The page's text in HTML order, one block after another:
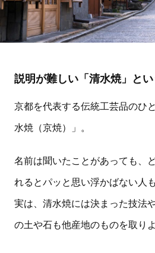
説明が難しい「清水焼」と
京都を代表する伝統工芸品のひ
水焼（京焼）」。
名前は聞いたことがあっても、
れるとパッと思い浮かばない人
実は、清水焼には決まった技法
の土や石も他産地のものを取り